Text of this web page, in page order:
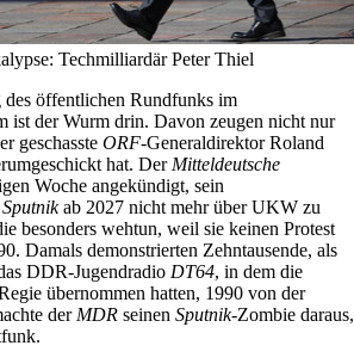
Techmilliardär Peter Thiel
öffentlichen Rundfunks im
ist der Wurm drin. Davon zeugen nicht nur
geschasste ORF-Generaldirektor Roland
hat. Der Mitteldeutsche
Woche angekündigt, sein
ab 2027 nicht mehr über UKW zu
besonders wehtun, weil sie keinen Protest
Damals demonstrierten Zehntausende, als
DDR-Jugendradio DT64, in dem die
übernommen hatten, 1990 von der
der MDR seinen Sputnik-Zombie daraus,